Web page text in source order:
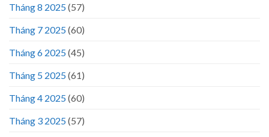
Tháng 8 2025(57)
Tháng 7 2025(60)
Tháng 6 2025(45)
Tháng 5 2025(61)
Tháng 4 2025(60)
Tháng 3 2025(57)